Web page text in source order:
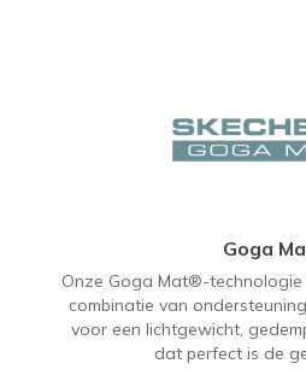
Goga
Onze Goga Mat®-
combinatie van
voor een lichtgewicht,
dat perfect is de